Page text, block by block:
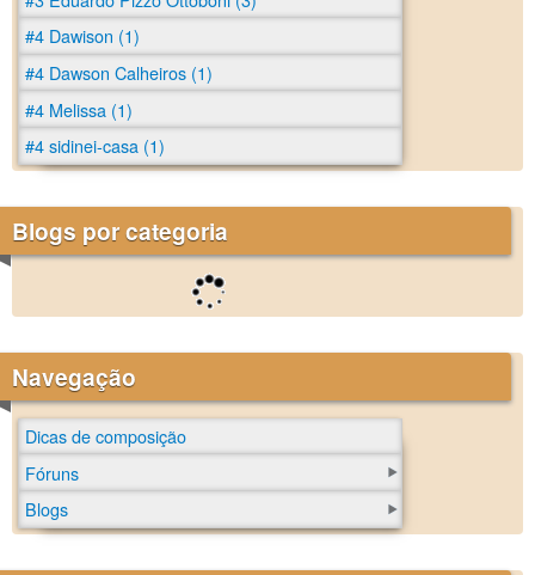
#4 Dawison (1)
#4 Dawson Calheiros (1)
#4 Melissa (1)
#4 sidinei-casa (1)
Blogs por categoria
Navegação
Dicas de composição
Fóruns
Blogs